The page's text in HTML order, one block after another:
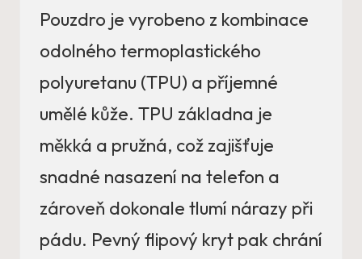
Pouzdro je vyrobeno z kombinace
odolného termoplastického
polyuretanu (TPU) a příjemné
umělé kůže. TPU základna je
měkká a pružná, což zajišťuje
snadné nasazení na telefon a
zároveň dokonale tlumí nárazy při
pádu. Pevný flipový kryt pak chrání